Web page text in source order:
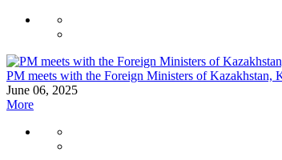
PM meets with the Foreign Ministers of Kazakhstan,
June 06, 2025
More